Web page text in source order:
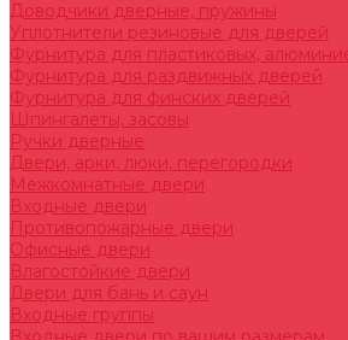
Доводчики дверные, пружины
Уплотнители резиновые для дверей
Фурнитура для пластиковых,
Фурнитура для раздвижных дверей
Фурнитура для финских дверей
Шпингалеты, засовы
Ручки дверные
Двери, арки, люки, перегородки
Межкомнатные двери
Входные двери
Противопожарные двери
Офисные двери
Влагостойкие двери
Двери для бань и саун
Входные группы